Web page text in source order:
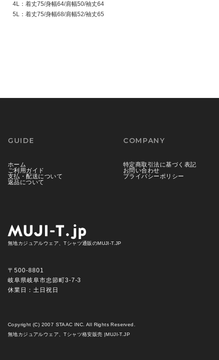
4L：着丈75/身幅64/肩幅50/袖丈64
5L：着丈75/身幅68/肩幅52/袖丈65
無地カジュアルウェア、Tシャツ通販のMUJI-T.JP
〒500-8801
岐阜県岐阜市忠節町3-7-3
休業日：土日祝日
Copyright (C) 2007 STAAC INC. All Rights Reserved.
無地カジュアルウェア、Tシャツ格安販売 |MUJI-T.JP
GUIDE
ホーム
ご利用ガイド
支払・配送について
返品について
COMPANY
特定商取引法に基づく表記
お問い合わせ
プライバシーポリシー